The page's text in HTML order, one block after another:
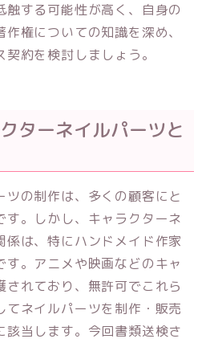
する可能性が高く、自身の
権についての知識を深め、
約を検討しましょう。
ターネイルパーツと
の制作は、多くの顧客にと
す。しかし、キャラクターネ
係は、特にハンドメイド作家
す。アニメや映画などのキャ
されており、無許可でこれら
てネイルパーツを制作・販売
該当します。今回書類送検さ